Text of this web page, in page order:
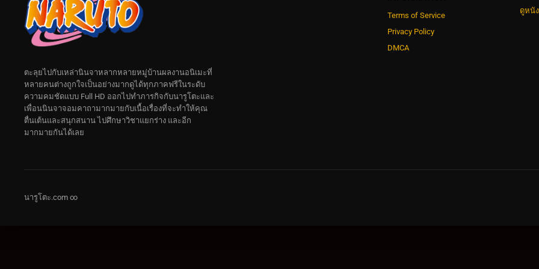
Terms of Service
Privacy Policy
DMCA
ดูหนั
ตะลุยไปกับเหล่านินจาหลากหลายหมู่บ้านผลงานอนิเมะที่
หลายคนต่างถูกใจเป็นอย่างมากดูได้ทุกภาคฟรีในระดับ
ความคมชัดแบบ Full HD ออกไปทำภารกิจกับนารูโตะและ
เพื่อนนินจาจอมคาถามากมายกับเนื้อเรื่องที่จะทำให้คุณ
ตื่นเต้นและสนุกสนาน ไปศึกษาวิชาแยกร่าง และอีก
มากมายกันได้เลย
นารูโตะ.com ∞